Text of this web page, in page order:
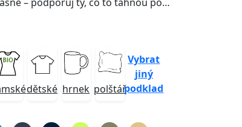
dětské hrnek polštář
Vybrat
jiný
podklad